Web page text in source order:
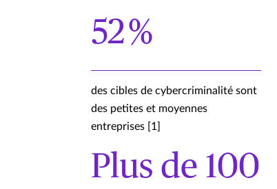
52 %
des cibles de cybercriminalité sont
des petites et moyennes
entreprises [1]
Plus de 100